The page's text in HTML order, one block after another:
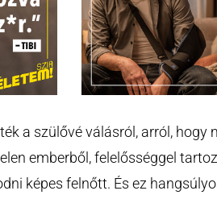
a szülővé válásról, arról, hogy
emberből, felelősséggel
képes felnőtt. És ez